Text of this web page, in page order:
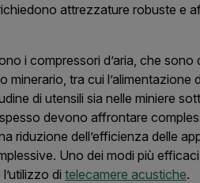
attrezzature robuste e
i compressori d’aria, che sono
tra cui l’alimentazione
di utensili sia nelle miniere
devono affrontare
riduzione dell’efficienza delle
Uno dei modi più
di telecamere acustiche.